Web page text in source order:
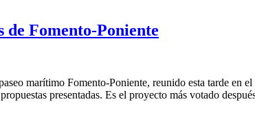
de Fomento-Poniente
marítimo Fomento-Poniente, reunido esta tarde en el
presentadas. Es el proyecto más votado